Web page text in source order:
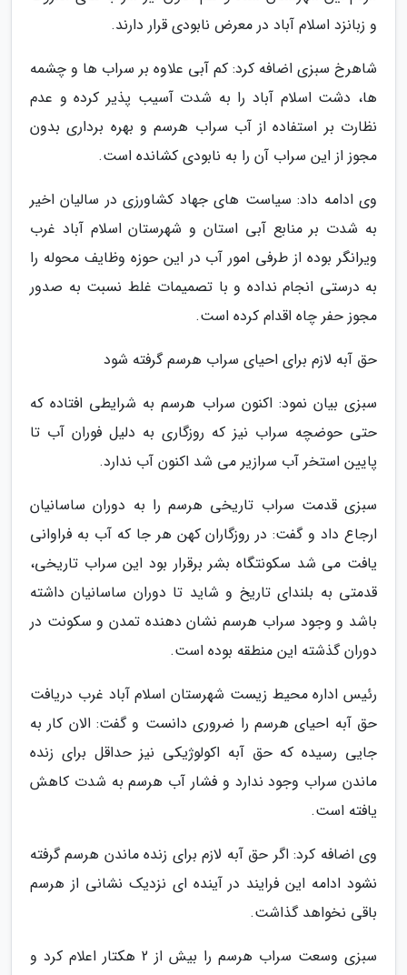
و زبانزد اسلام آباد در معرض نابودی قرار دارند.
شاهرخ سبزی اضافه کرد: کم آبی علاوه بر سراب ها و چشمه
ها، دشت اسلام آباد را به شدت آسیب پذیر کرده و عدم
نظارت بر استفاده از آب سراب هرسم و بهره برداری بدون
مجوز از این سراب آن را به نابودی کشانده است.
وی ادامه داد: سیاست های جهاد کشاورزی در سالیان اخیر
به شدت بر منابع آبی استان و شهرستان اسلام آباد غرب
ویرانگر بوده از طرفی امور آب در این حوزه وظایف محوله را
به درستی انجام نداده و با تصمیمات غلط نسبت به صدور
مجوز حفر چاه اقدام کرده است.
حق آبه لازم برای احیای سراب هرسم گرفته شود
سبزی بیان نمود: اکنون سراب هرسم به شرایطی افتاده که
حتی حوضچه سراب نیز که روزگاری به دلیل فوران آب تا
پایین استخر آب سرازیر می شد اکنون آب ندارد.
سبزی قدمت سراب تاریخی هرسم را به دوران ساسانیان
ارجاع داد و گفت: در روزگاران کهن هر جا که آب به فراوانی
یافت می شد سکونتگاه بشر برقرار بود این سراب تاریخی،
قدمتی به بلندای تاریخ و شاید تا دوران ساسانیان داشته
باشد و وجود سراب هرسم نشان دهنده تمدن و سکونت در
دوران گذشته این منطقه بوده است.
رئیس اداره محیط زیست شهرستان اسلام آباد غرب دریافت
حق آبه احیای هرسم را ضروری دانست و گفت: الان کار به
جایی رسیده که حق آبه اکولوژیکی نیز حداقل برای زنده
ماندن سراب وجود ندارد و فشار آب هرسم به شدت کاهش
یافته است.
وی اضافه کرد: اگر حق آبه لازم برای زنده ماندن هرسم گرفته
نشود ادامه این فرایند در آینده ای نزدیک نشانی از هرسم
باقی نخواهد گذاشت.
سبزی وسعت سراب هرسم را بیش از 2 هکتار اعلام کرد و